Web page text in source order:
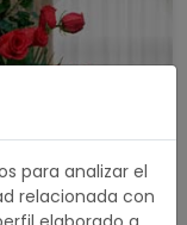
para analizar el
relacionada con